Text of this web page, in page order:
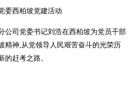
西柏坡党建活动
司党委书记刘浩在西柏坡为党员干部
精神,从党领导人民艰苦奋斗的光荣历
的赶考之路。